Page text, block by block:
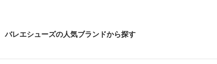
バレエシューズの人気ブランドから探す